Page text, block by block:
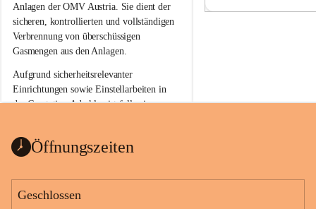
Anlagen der OMV Austria. Sie dient der
sicheren, kontrollierten und vollständigen
Verbrennung von überschüssigen
Gasmengen aus den Anlagen.
Aufgrund sicherheitsrelevanter
Einrichtungen sowie Einstellarbeiten in
der Gasstation Aderklaa ist fallweise
kommenden Tagen und Wochen wird
sein.
Die OMV Austria ist bemüht, für die
Öffnungszeiten
Geschlossen